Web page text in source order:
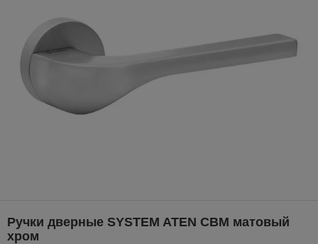
Ручки дверные SYSTEM ATEN CBM матовый
хром